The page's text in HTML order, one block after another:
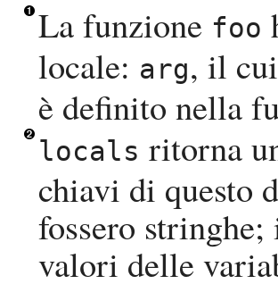
La funzione foo
locale: arg, il
è definito nella
locals ritorna
chiavi di questo
fossero
valori delle